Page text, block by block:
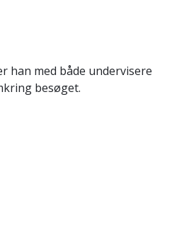
han med både undervisere
besøget.